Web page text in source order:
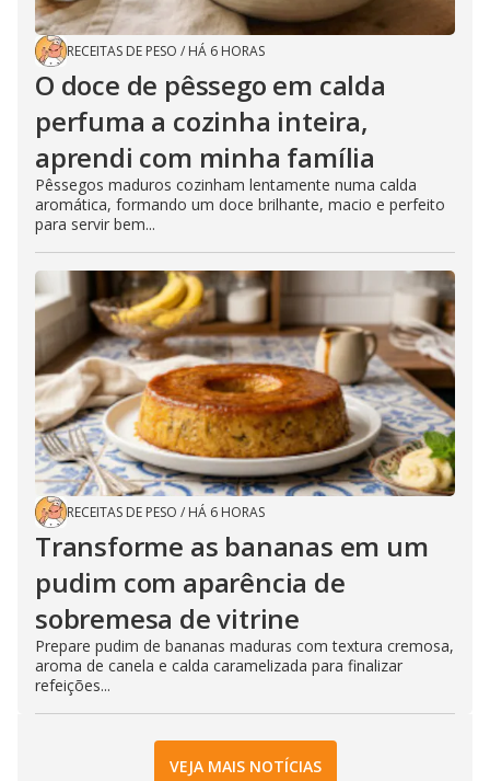
RECEITAS DE PESO / HÁ 6 HORAS
O doce de pêssego em calda
perfuma a cozinha inteira,
aprendi com minha família
Pêssegos maduros cozinham lentamente numa calda
aromática, formando um doce brilhante, macio e perfeito
para servir bem...
RECEITAS DE PESO / HÁ 6 HORAS
Transforme as bananas em um
pudim com aparência de
sobremesa de vitrine
Prepare pudim de bananas maduras com textura cremosa,
aroma de canela e calda caramelizada para finalizar
refeições...
VEJA MAIS NOTÍCIAS